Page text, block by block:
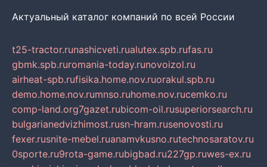
Актуальный каталог компаний по всей России
t25-tractor.runashicveti.rualutex.spb.rufas.ru
gbmk.spb.ruromania-today.runovoizol.ru
airheat-spb.rufisika.home.nov.ruorakul.spb.ru
demo.home.nov.rumnso.ruhome.nov.rucemko.ru
comp-land.org7gazet.rubicom-oil.rusuperiorsearch.ru
bulgarianedvizhimost.rusn-hram.rusenovosti.ru
fexer.rusnite-mebel.ruanamvkusno.rutechnosaratov.ru
0sporte.ru9rota-game.rubigbad.ru227gp.ruwes-ex.ru